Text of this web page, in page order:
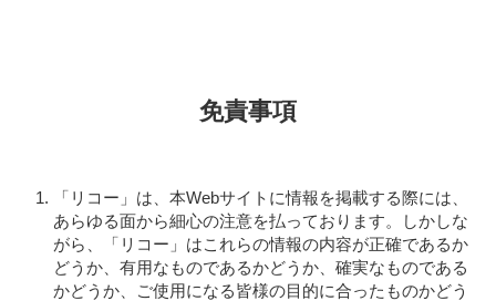
免責事項
「リコー」は、本Webサイトに情報を掲載する際には、
あらゆる面から細心の注意を払っております。しかしな
がら、「リコー」はこれらの情報の内容が正確であるか
どうか、有用なものであるかどうか、確実なものである
かどうか、ご使用になる皆様の目的に合ったものかどう